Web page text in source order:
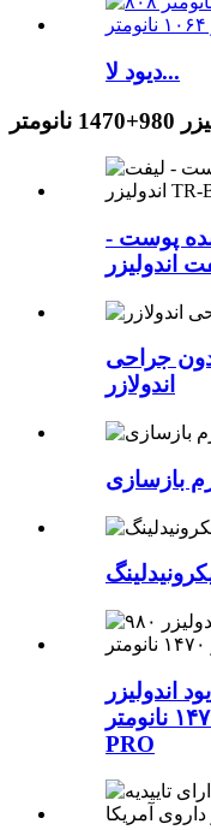
دیود لا...
پوست -
جراحی
اندولازر
بازسازی
اندولیزر
۹۸۰ نانومتر ۱۴۷۰ نانومتر LASEEV
PRO